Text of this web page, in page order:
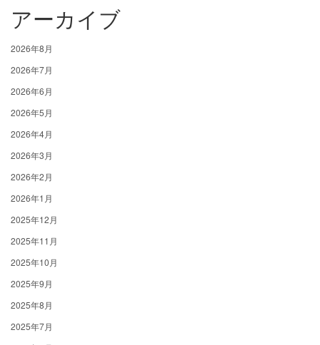
アーカイブ
2026年8月
2026年7月
2026年6月
2026年5月
2026年4月
2026年3月
2026年2月
2026年1月
2025年12月
2025年11月
2025年10月
2025年9月
2025年8月
2025年7月